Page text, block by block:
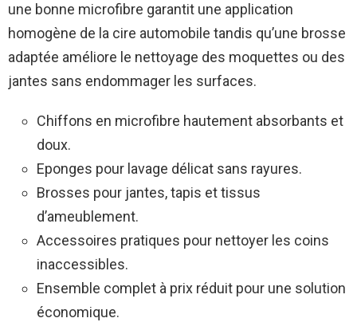
une bonne microfibre garantit une application
homogène de la cire automobile tandis qu’une brosse
adaptée améliore le nettoyage des moquettes ou des
jantes sans endommager les surfaces.
Chiffons en microfibre hautement absorbants et
doux.
Eponges pour lavage délicat sans rayures.
Brosses pour jantes, tapis et tissus
d’ameublement.
Accessoires pratiques pour nettoyer les coins
inaccessibles.
Ensemble complet à prix réduit pour une solution
économique.